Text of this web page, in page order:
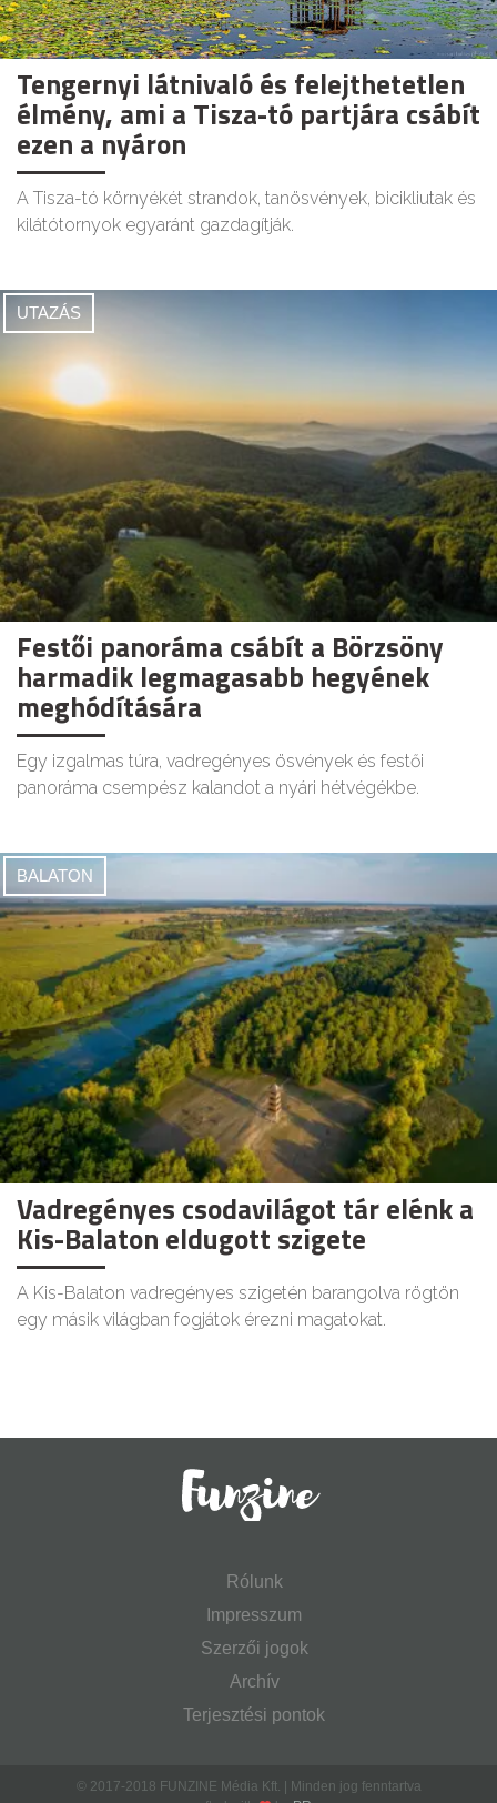
Tengernyi látnivaló és felejthetetlen
élmény, ami a Tisza-tó partjára csábít
ezen a nyáron
A Tisza-tó környékét strandok, tanösvények, bicikliutak és
kilátótornyok egyaránt gazdagítják.
UTAZÁS
Festői panoráma csábít a Börzsöny
harmadik legmagasabb hegyének
meghódítására
Egy izgalmas túra, vadregényes ösvények és festői
panoráma csempész kalandot a nyári hétvégékbe.
BALATON
Vadregényes csodavilágot tár elénk a
Kis-Balaton eldugott szigete
A Kis-Balaton vadregényes szigetén barangolva rögtön
egy másik világban fogjátok érezni magatokat.
Rólunk
Impresszum
Szerzői jogok
Archív
Terjesztési pontok
© 2017-2018 FUNZINE Média Kft. | Minden jog fenntartva